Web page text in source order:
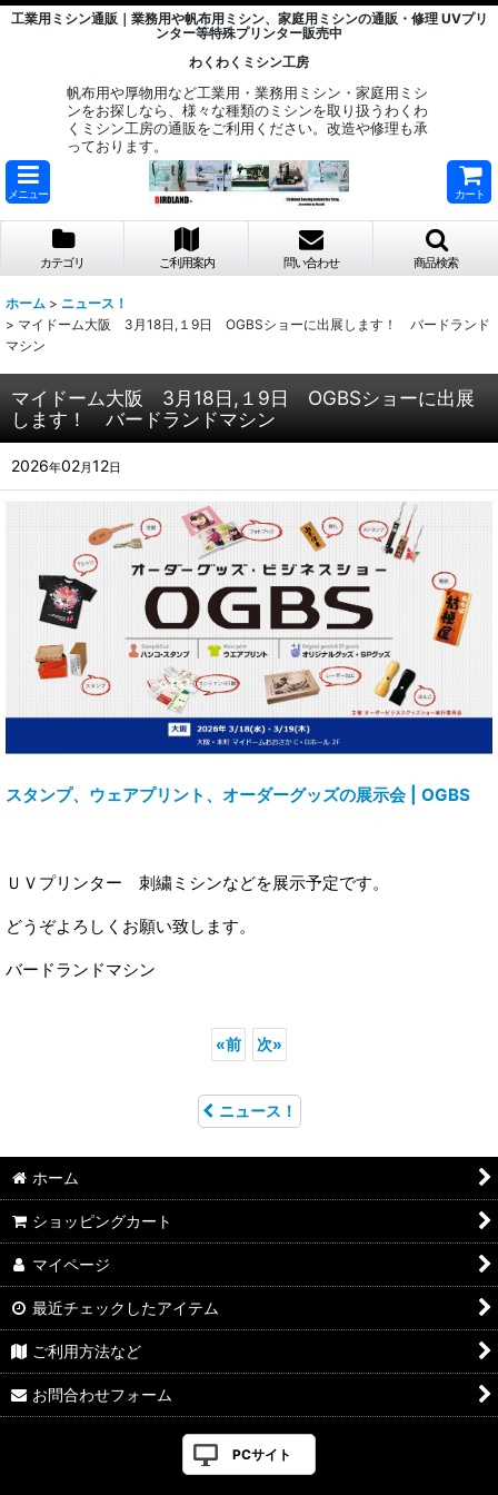
工業用ミシン通販｜業務用や帆布用ミシン、家庭用ミシンの通販・修理 UVプリ
ンター等特殊プリンター販売中
わくわくミシン工房
帆布用や厚物用など工業用・業務用ミシン・家庭用ミシ
ンをお探しなら、様々な種類のミシンを取り扱うわくわ
くミシン工房の通販をご利用ください。改造や修理も承
っております。
メニュー カート
カテゴリ ご利用案内 問い合わせ 商品検索
ホーム > ニュース！
> マイドーム大阪 3月18日,１9日 OGBSショーに出展します！ バードランド
マシン
マイドーム大阪 3月18日,１9日 OGBSショーに出展
します！ バードランドマシン
2026年02月12日
スタンプ、ウェアプリント、オーダーグッズの展示会 | OGBS
ＵＶプリンター 刺繍ミシンなどを展示予定です。
どうぞよろしくお願い致します。
バードランドマシン
«前 次»
ニュース！
ホーム
ショッピングカート
マイページ
最近チェックしたアイテム
ご利用方法など
お問合わせフォーム
PCサイト